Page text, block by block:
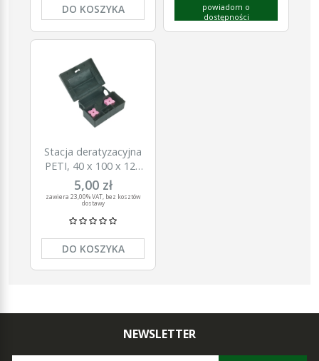
DO KOSZYKA
powiadom o
dostępności
Stacja deratyzacyjna
PETI, 40 x 100 x 125
mm, myszy
5,00 zł
zawiera 23,00% VAT, bez kosztów
dostawy
DO KOSZYKA
NEWSLETTER